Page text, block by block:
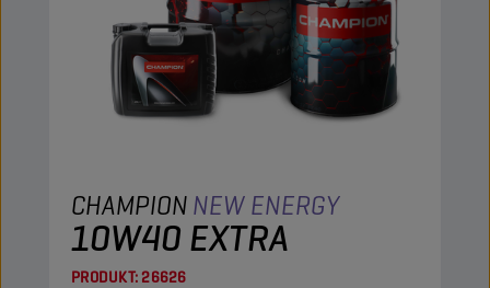
CHAMPIONNEW ENERGY
10W40 EXTRA
PRODUKT:26626